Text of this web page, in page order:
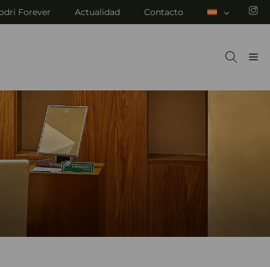
Forever Actualidad Contacto